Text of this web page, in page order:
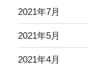
2021年7月
2021年5月
2021年4月